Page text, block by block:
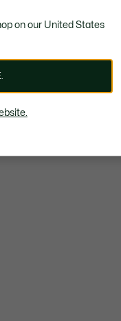
on our United States